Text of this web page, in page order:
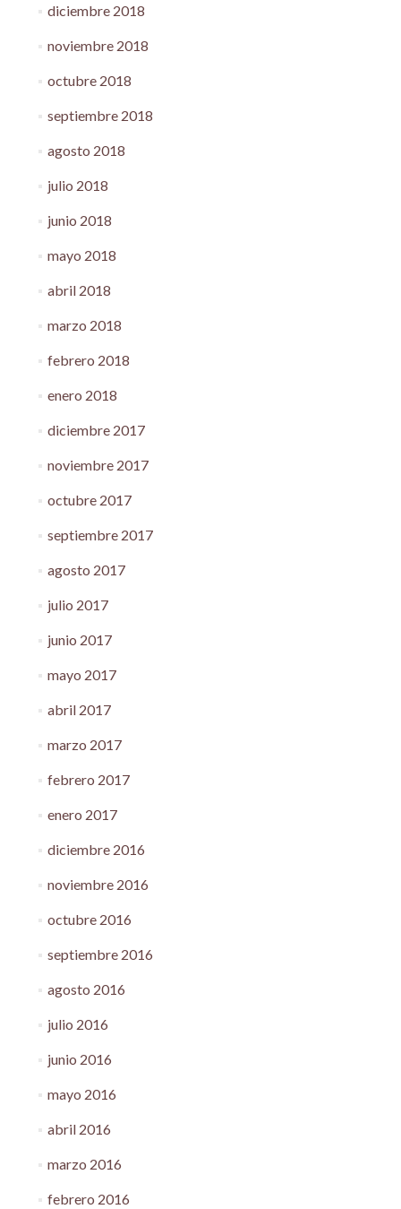
diciembre 2018
noviembre 2018
octubre 2018
septiembre 2018
agosto 2018
julio 2018
junio 2018
mayo 2018
abril 2018
marzo 2018
febrero 2018
enero 2018
diciembre 2017
noviembre 2017
octubre 2017
septiembre 2017
agosto 2017
julio 2017
junio 2017
mayo 2017
abril 2017
marzo 2017
febrero 2017
enero 2017
diciembre 2016
noviembre 2016
octubre 2016
septiembre 2016
agosto 2016
julio 2016
junio 2016
mayo 2016
abril 2016
marzo 2016
febrero 2016